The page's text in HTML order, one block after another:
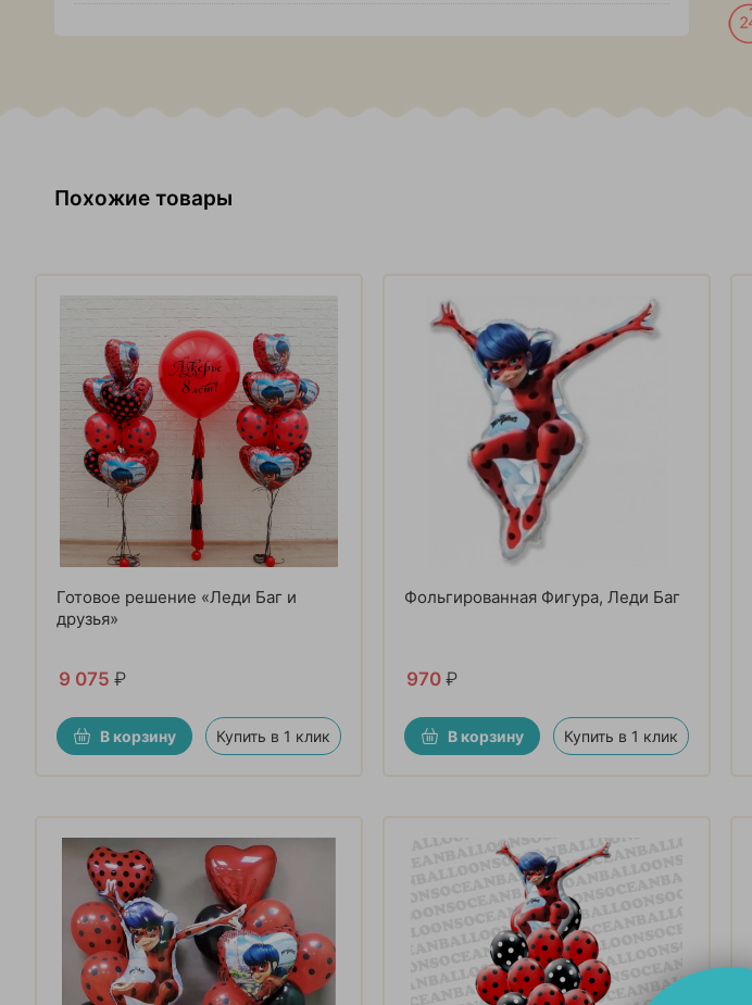
Похожие товары
Готовое решение «Леди Баг и
друзья»
9 075 ₽
В корзину Купить в 1 клик
Фольгированная Фигура, Леди Баг
970 ₽
В корзину Купить в 1 клик